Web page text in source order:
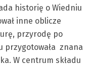
historię o Wiedniu
inne oblicze
przyrodę po
przygotowała znana
W centrum składu